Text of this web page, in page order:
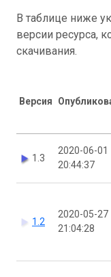
В таблице ниже
версии ресурса,
скачивания.
Версия
1.3
2020-06-01
20:44:37
1.2
2020-05-27
21:04:28